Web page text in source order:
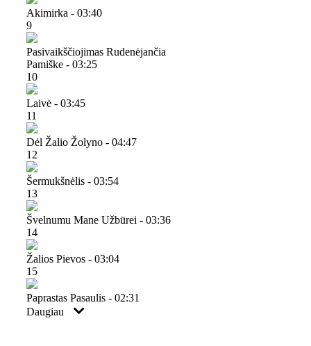
Akimirka - 03:40
9
Pasivaikščiojimas Rudenėjančia
Pamiške - 03:25
10
Laivė - 03:45
11
Dėl Žalio Žolyno - 04:47
12
Šermukšnėlis - 03:54
13
Švelnumu Mane Užbūrei - 03:36
14
Žalios Pievos - 03:04
15
Paprastas Pasaulis - 02:31
Daugiau